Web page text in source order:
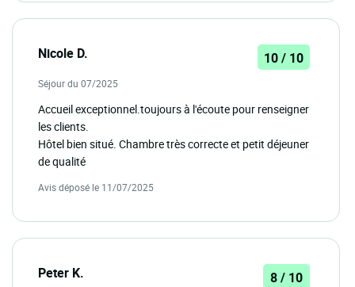
Nicole D. 10 / 10
Séjour du 07/2025
Accueil exceptionnel.toujours à l'écoute pour renseigner
les clients.
Hôtel bien situé. Chambre très correcte et petit déjeuner
de qualité
Avis déposé le 11/07/2025
Peter K. 8 / 10